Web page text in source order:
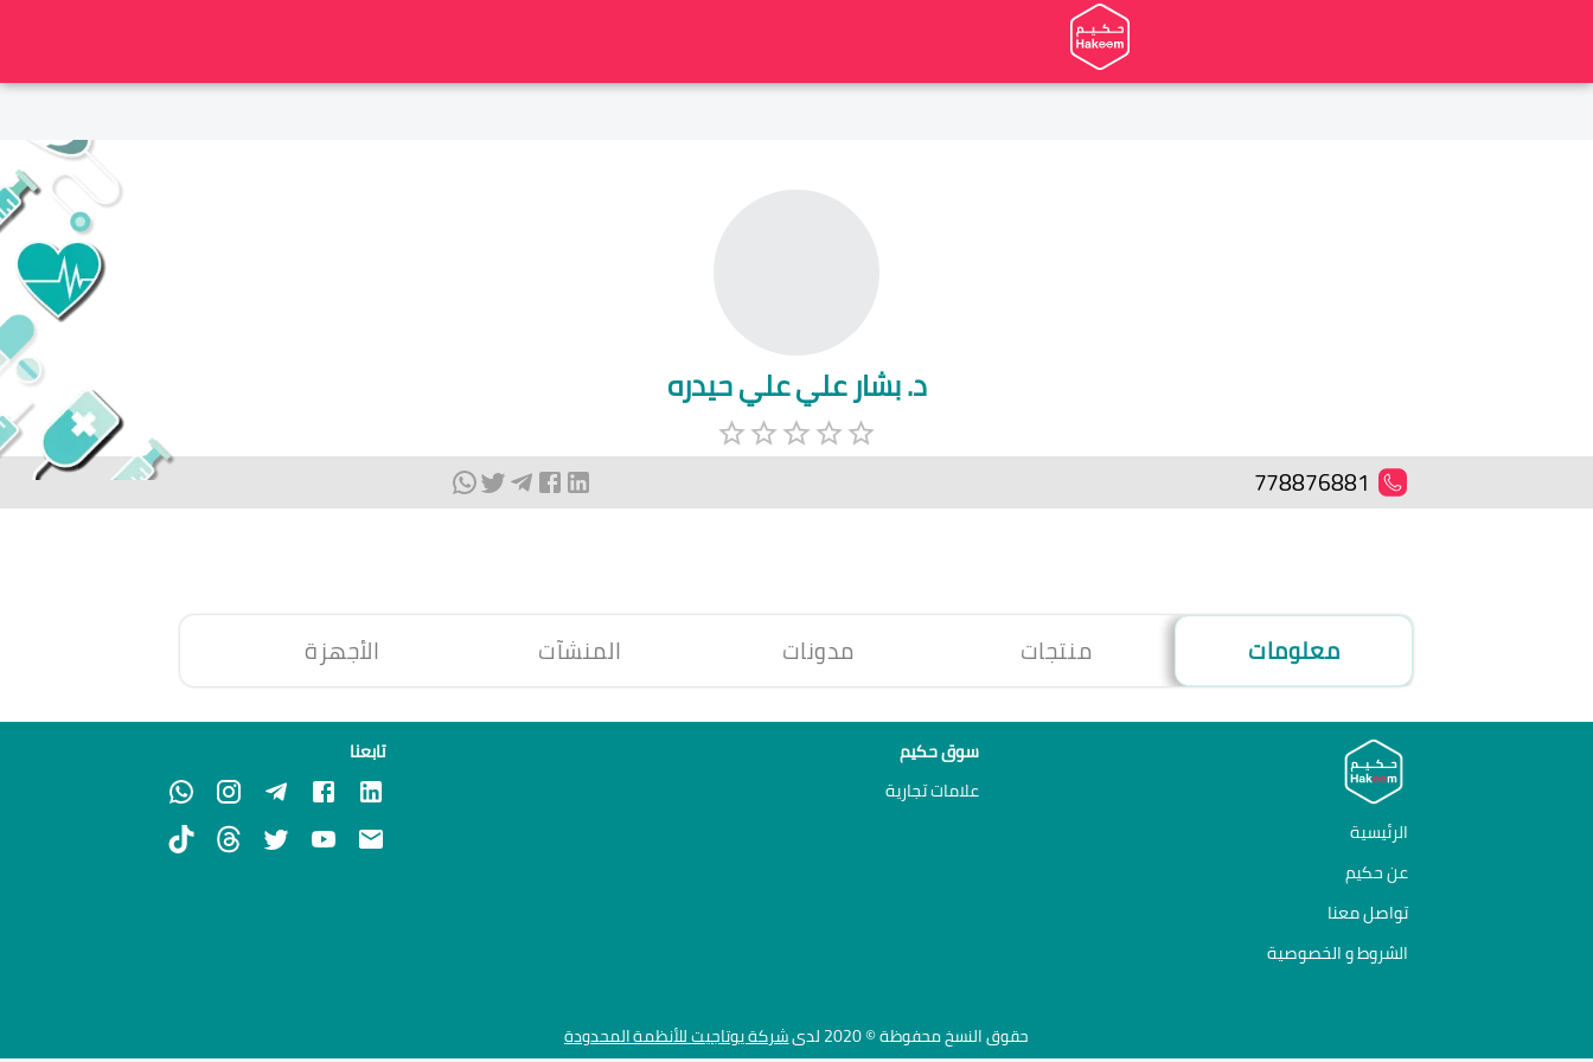
د. بشار علي علي حيدره
778876881
معلومات منتجات مدونات المنشآت الأجهزة
الرئيسية
عن حكيم
تواصل معنا
الشروط و الخصوصية
سوق حكيم
علامات تجارية
تابعنا
حقوق النسخ محفوظة © 2020 لدى شركة يوتاجيت للأنظمة المحدودة